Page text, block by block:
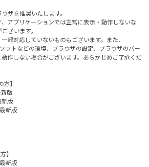
ザを推奨いたします。
アプリケーションでは正常に表示・動作しないな
ざいます。
一部対応していないものもございます。また、
フトなどの環境、ブラウザの設定、ブラウザのバー
作しない場合がございます。あらかじめご了承くだ
】
版
版
新版
】
新版